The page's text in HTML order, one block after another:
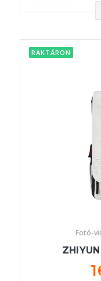
RAKTÁRON
Fotó-